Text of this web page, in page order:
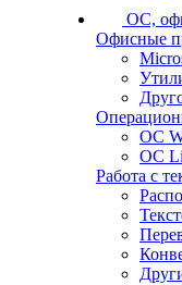
ОС,
Офисные
ОС
ОС
Работа с